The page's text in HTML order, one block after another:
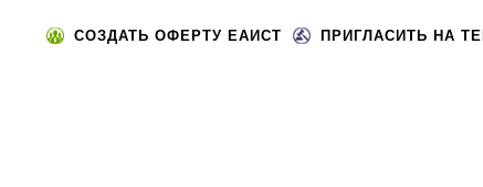
СОЗДАТЬ ОФЕРТУ ЕАИСТ ПРИГЛАСИТЬ НА